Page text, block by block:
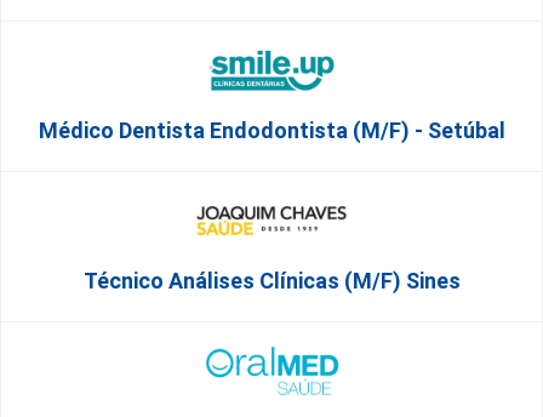
Médico Dentista Endodontista (M/F) - Setúbal
Técnico Análises Clínicas (M/F) Sines